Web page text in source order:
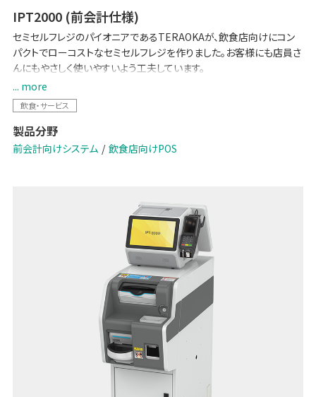
IPT2000 (前会計仕様)
セミセルフレジのパイオニアであるTERAOKAが、飲食店向けにコン
パクトでローコストなセミセルフレジを作りました。お客様にも店員さ
んにもやさしく使いやすいよう工夫しています。
【2024 改刷・新紙幣対応】
... more
飲食・サービス
製品分野
前会計向けシステム 飲食店向けPOS